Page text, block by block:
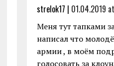
strelok17 | 01.04.2019
Меня тут тапками
написал что
армии , в моём
голосовать за